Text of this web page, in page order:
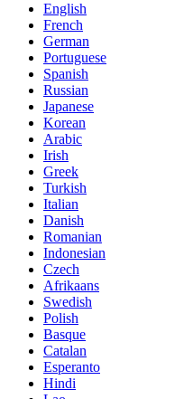
English
French
German
Portuguese
Spanish
Russian
Japanese
Korean
Arabic
Irish
Greek
Turkish
Italian
Danish
Romanian
Indonesian
Czech
Afrikaans
Swedish
Polish
Basque
Catalan
Esperanto
Hindi